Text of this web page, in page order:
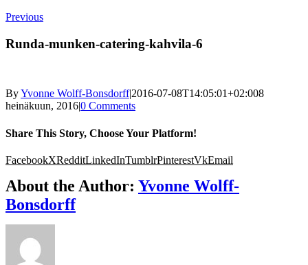
Previous
Runda-munken-catering-kahvila-6
ByYvonne Wolff-Bonsdorff|2016-07-08T14:05:01+02:008
heinäkuun, 2016|0 Comments
Share This Story, Choose Your Platform!
FacebookXRedditLinkedInTumblrPinterestVkEmail
About the Author: Yvonne Wolff-
Bonsdorff